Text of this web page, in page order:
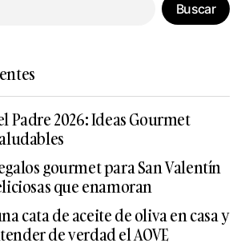
Buscar
Padre 2026: Ideas Gourmet
gourmet para San Valentín
que enamoran
cata de aceite de oliva en casa y
de verdad el AOVE